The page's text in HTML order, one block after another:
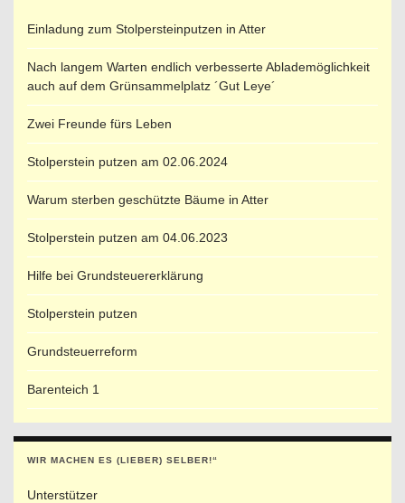
Einladung zum Stolpersteinputzen in Atter
Nach langem Warten endlich verbesserte Ablademöglichkeit
auch auf dem Grünsammelplatz ´Gut Leye´
Zwei Freunde fürs Leben
Stolperstein putzen am 02.06.2024
Warum sterben geschützte Bäume in Atter
Stolperstein putzen am 04.06.2023
Hilfe bei Grundsteuererklärung
Stolperstein putzen
Grundsteuerreform
Barenteich 1
WIR MACHEN ES (LIEBER) SELBER!“
Unterstützer